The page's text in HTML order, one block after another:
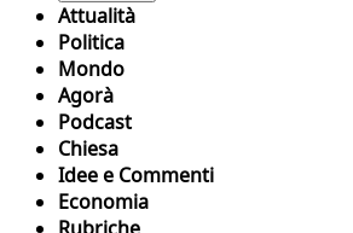
Attualità
Politica
Mondo
Agorà
Podcast
Chiesa
Idee e Commenti
Economia